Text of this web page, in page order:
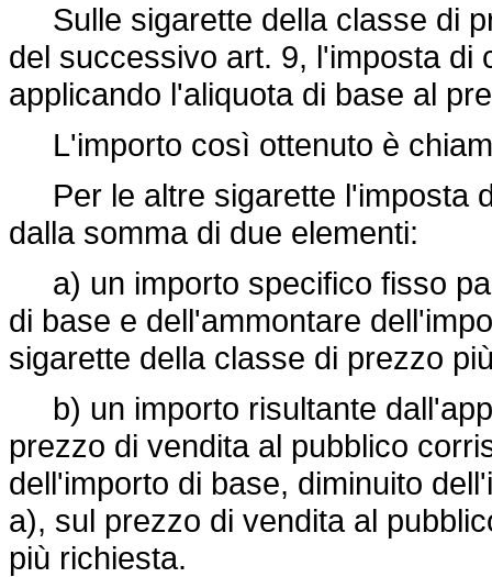
Sulle sigarette della classe di
del successivo art. 9, l'imposta di
applicando l'aliquota di base al
L'importo così ottenuto è
Per le altre sigarette l'imposta
dalla somma di due elementi:
a) un importo specifico fisso
di base e dell'ammontare
sigarette della classe di prezzo
b) un importo risultante
prezzo di vendita al pubblico
dell'importo di base, diminuito
a), sul prezzo di vendita al
più richiesta.